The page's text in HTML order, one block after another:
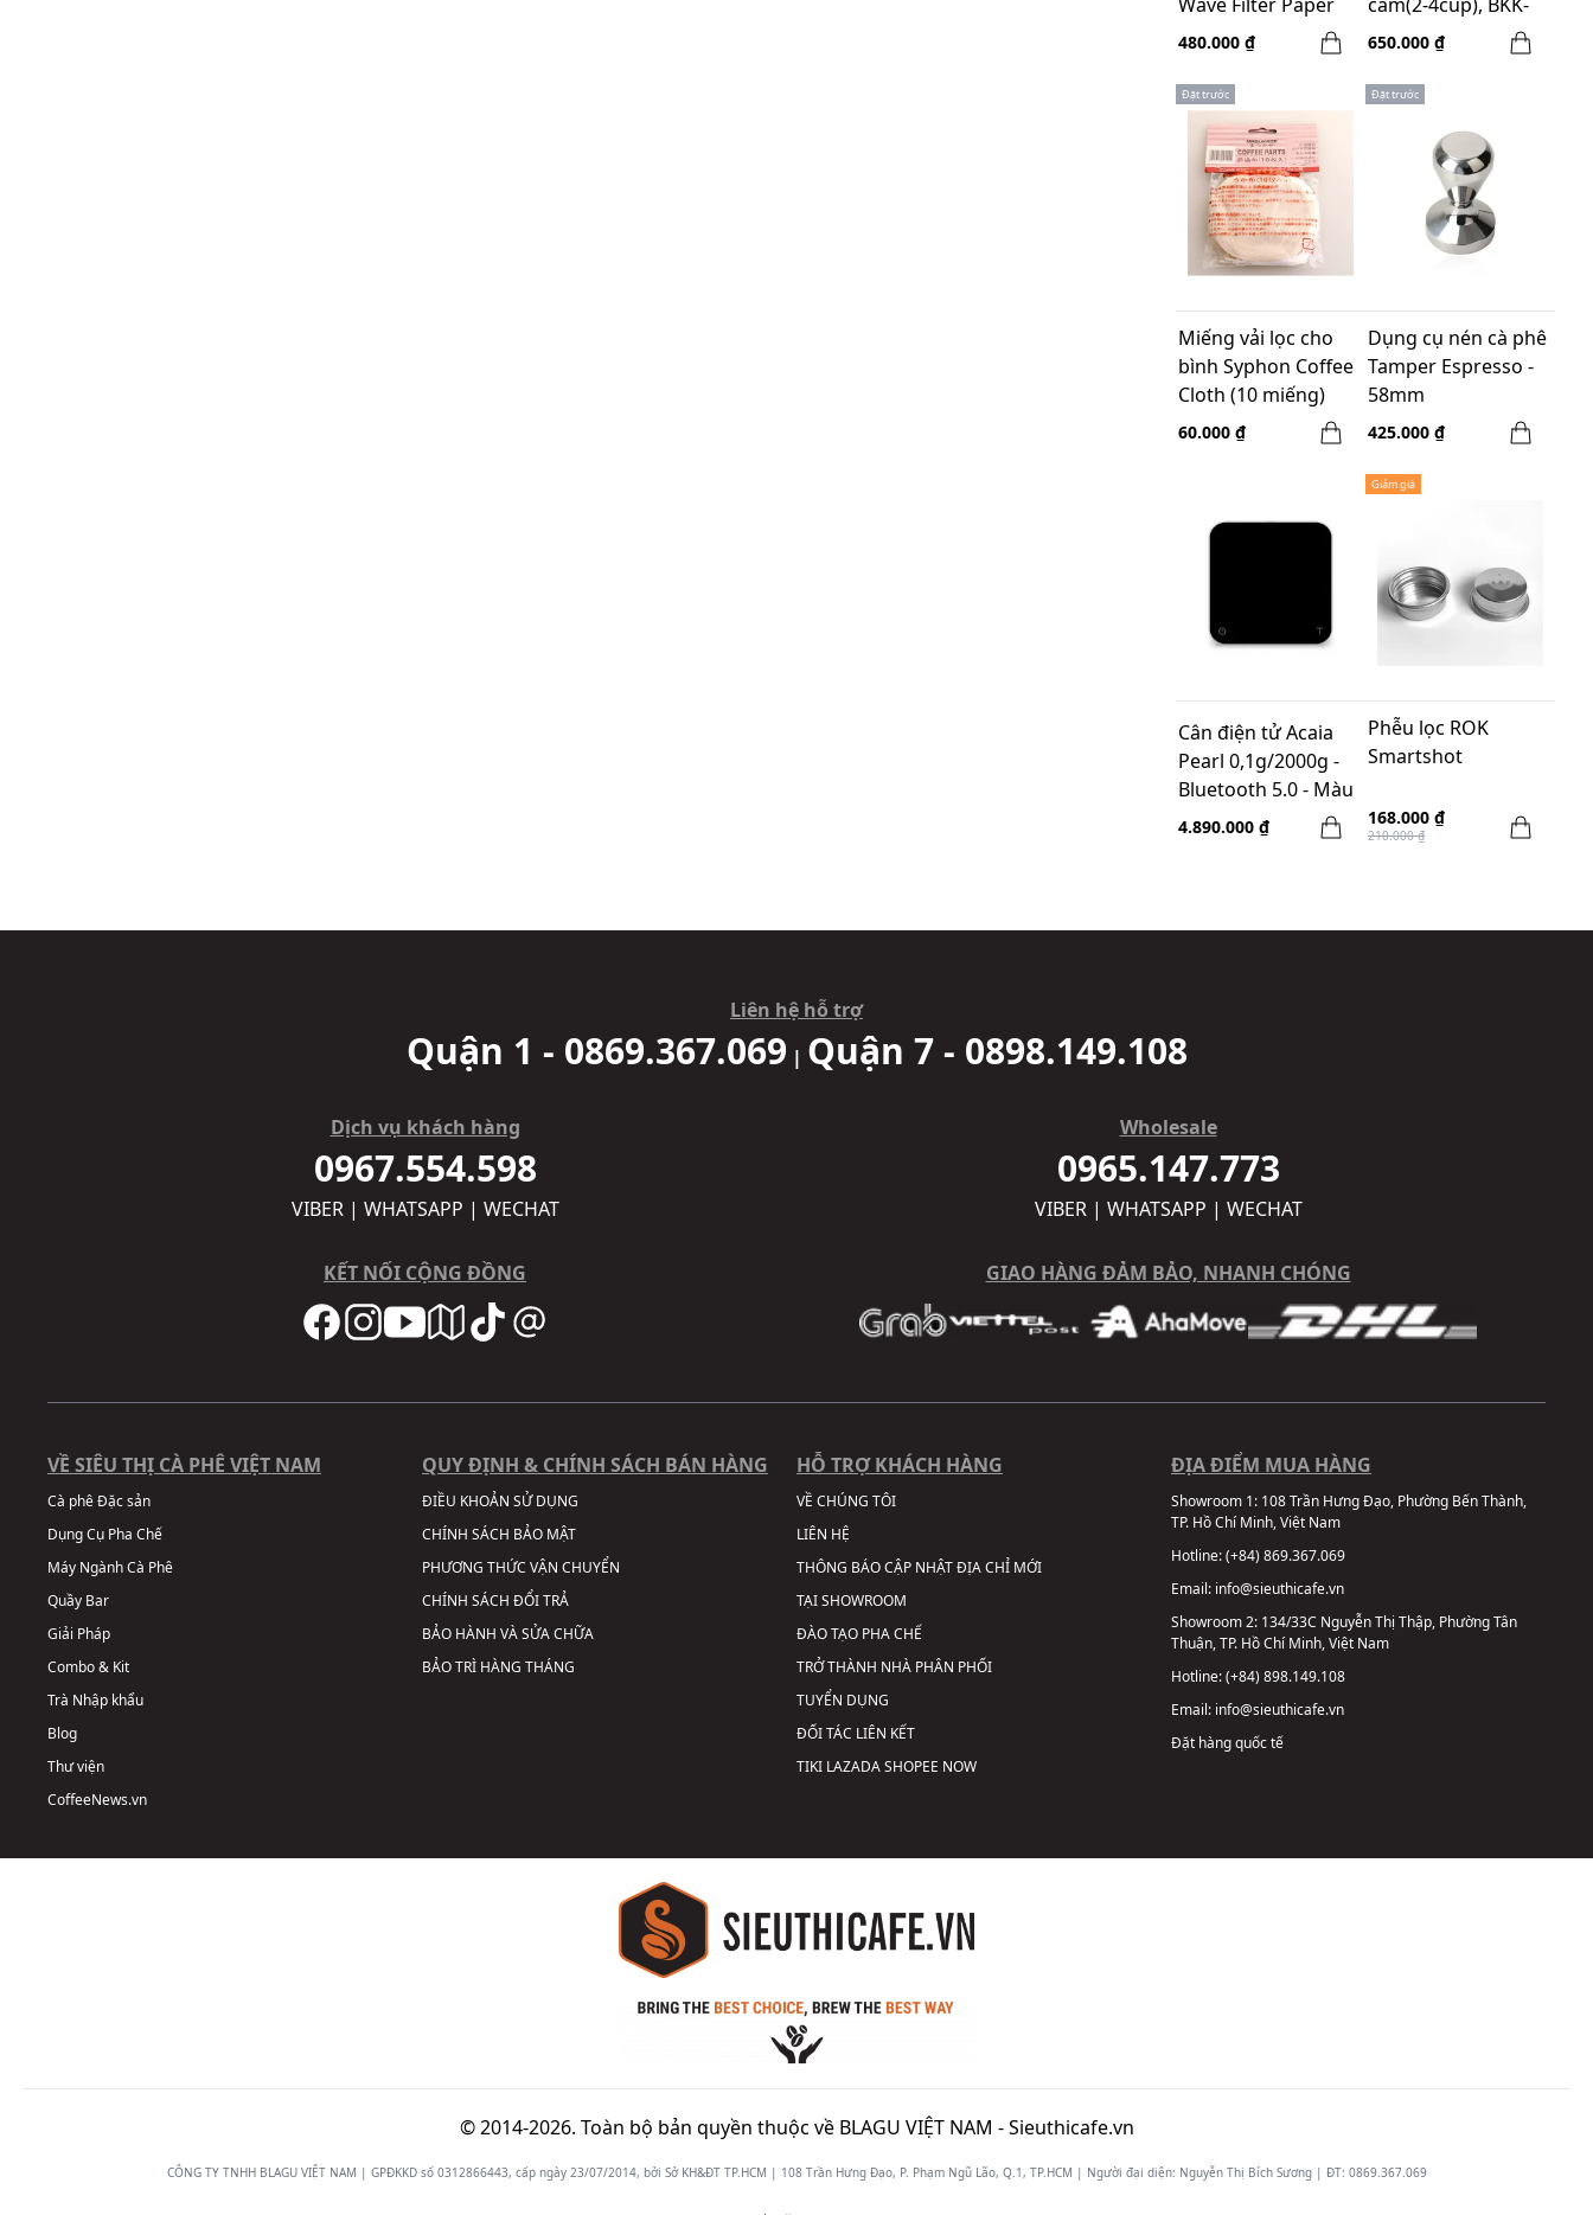
Size 2-4 ly - 2 túi
480.000 ₫
15-L JB
650.000 ₫
Đặt trước
Miếng vải lọc cho
bình Syphon Coffee
Cloth (10 miếng)
60.000 ₫
Đặt trước
Dụng cụ nén cà phê
Tamper Espresso -
58mm
425.000 ₫
Cân điện tử Acaia
Pearl 0,1g/2000g -
Bluetooth 5.0 - Màu
Đen
4.890.000 ₫
Giảm giá
Phễu lọc ROK
Smartshot
168.000 ₫
210.000 ₫
Liên hệ hỗ trợ
Quận 1 - 0869.367.069 | Quận 7 - 0898.149.108
Dịch vụ khách hàng
0967.554.598
VIBER | WHATSAPP | WECHAT
Wholesale
0965.147.773
VIBER | WHATSAPP | WECHAT
KẾT NỐI CỘNG ĐỒNG GIAO HÀNG ĐẢM BẢO, NHANH CHÓNG
VỀ SIÊU THỊ CÀ PHÊ VIỆT NAM
Cà phê Đặc sản
Dụng Cụ Pha Chế
Máy Ngành Cà Phê
Quầy Bar
Giải Pháp
Combo & Kit
Trà Nhập khẩu
Blog
Thư viện
CoffeeNews.vn
QUY ĐỊNH & CHÍNH SÁCH BÁN HÀNG
ĐIỀU KHOẢN SỬ DỤNG
CHÍNH SÁCH BẢO MẬT
PHƯƠNG THỨC VẬN CHUYỂN
CHÍNH SÁCH ĐỔI TRẢ
BẢO HÀNH VÀ SỬA CHỮA
BẢO TRÌ HÀNG THÁNG
HỖ TRỢ KHÁCH HÀNG
VỀ CHÚNG TÔI
LIÊN HỆ
THÔNG BÁO CẬP NHẬT ĐỊA CHỈ MỚI
TẠI SHOWROOM
ĐÀO TẠO PHA CHẾ
TRỞ THÀNH NHÀ PHÂN PHỐI
TUYỂN DỤNG
ĐỐI TÁC LIÊN KẾT
TIKI LAZADASHOPEE NOW
ĐỊA ĐIỂM MUA HÀNG
Showroom 1: 108 Trần Hưng Đạo, Phường Bến Thành,
TP. Hồ Chí Minh, Việt Nam
Hotline:(+84) 869.367.069
Email: info@sieuthicafe.vn
Showroom 2: 134/33C Nguyễn Thị Thập, Phường Tân
Thuận, TP. Hồ Chí Minh, Việt Nam
Hotline:(+84) 898.149.108
Email: info@sieuthicafe.vn
Đặt hàng quốc tế
© 2014-2026. Toàn bộ bản quyền thuộc về BLAGU VIỆT NAM -Sieuthicafe.vn
CÔNG TY TNHH BLAGU VIỆT NAM | GPĐKKD số 0312866443, cấp ngày 23/07/2014, bởi Sở KH&ĐT TP.HCM | 108 Trần Hưng Đạo, P. Phạm Ngũ Lão, Q.1, TP.HCM | Người đại diện: Nguyễn Thị Bích Sương | ĐT: 0869.367.069